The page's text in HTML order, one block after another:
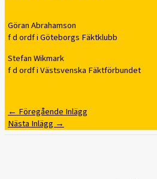
Göran Abrahamson
f d ordf i Göteborgs Fäktklubb
Stefan Wikmark
f d ordf i Västsvenska Fäktförbundet
← Föregående Inlägg
Nästa Inlägg →